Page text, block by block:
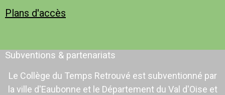
Plans d'accès
Subventions & partenariats
Le Collège du Temps Retrouvé est subventionné par
la ville d'Eaubonne et le Département du Val d'Oise et